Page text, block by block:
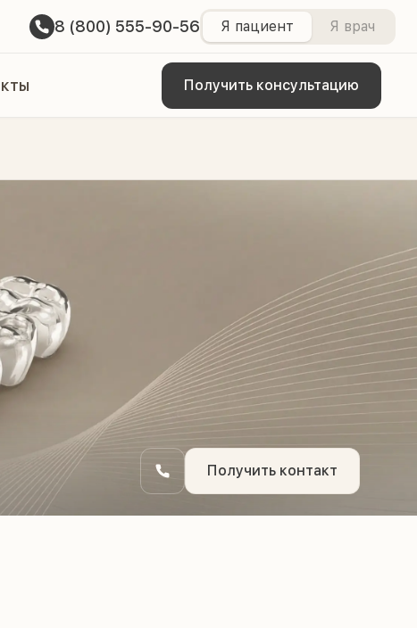
8 (800) 555-90-56 Я пациент Я врач
Получить консультацию
Получить контакт